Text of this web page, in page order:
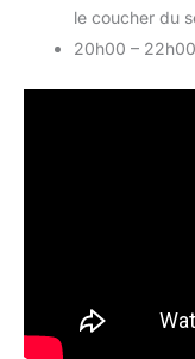
le coucher du
20h00 –